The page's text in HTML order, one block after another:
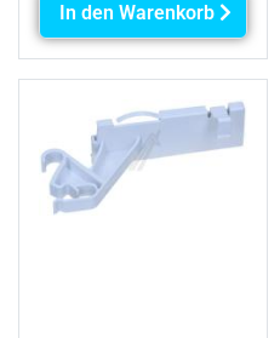
In den Warenkorb